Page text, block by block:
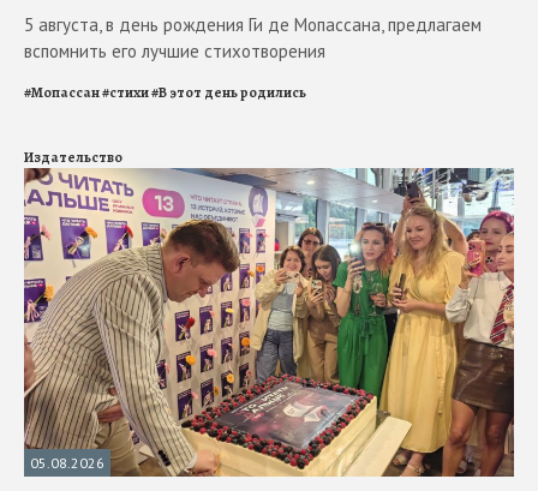
5 августа, в день рождения Ги де Мопассана, предлагаем
вспомнить его лучшие стихотворения
#Мопассан#стихи#В этот день родились
Издательство
05.08.2026